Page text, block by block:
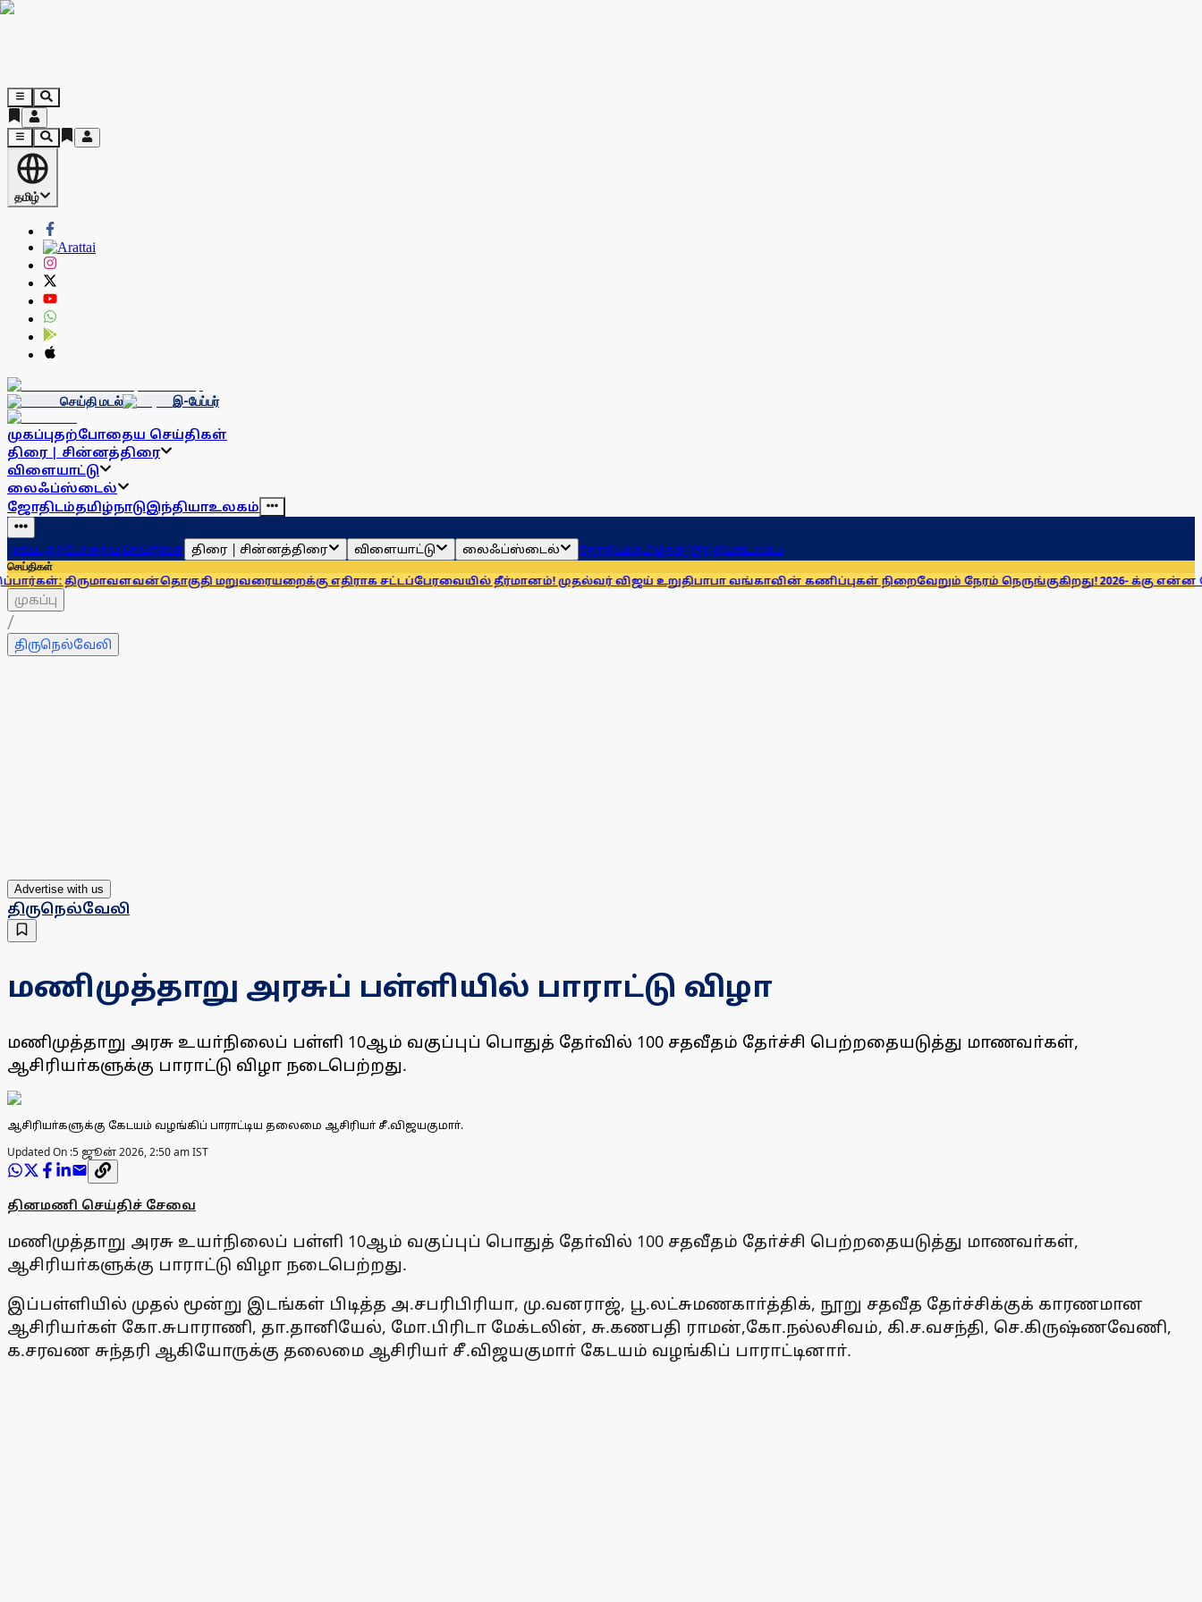
தமிழ்
செய்தி மடல் இ-பேப்பர்
முகப்புதற்போதைய செய்திகள்
திரை | சின்னத்திரை
விளையாட்டு
லைஃப்ஸ்டைல்
ஜோதிடம்தமிழ்நாடுஇந்தியாஉலகம்
முகப்புதற்போதைய செய்திகள் திரை | சின்னத்திரை விளையாட்டு லைஃப்ஸ்டைல் ஜோதிடம்தமிழ்நாடுஇந்தியாஉலகம்
செய்திகள்
தொகுதி மறுவரையறைக்கு எதிராக சட்டப்பேரவையில் தீர்மானம்! முதல்வர் விஜய் உறுதிபாபா வங்காவின் கணிப்புகள் நிறைவேறும் நேரம் நெருங்குகிறது! 2026- க்கு என்ன
முகப்பு
/
திருநெல்வேலி
Advertise with us
திருநெல்வேலி
மணிமுத்தாறு அரசுப் பள்ளியில் பாராட்டு விழா
மணிமுத்தாறு அரசு உயா்நிலைப் பள்ளி 10ஆம் வகுப்புப் பொதுத் தோ்வில் 100 சதவீதம் தோ்ச்சி பெற்றதையடுத்து மாணவா்கள்,
ஆசிரியா்களுக்கு பாராட்டு விழா நடைபெற்றது.
ஆசிரியா்களுக்கு கேடயம் வழங்கிப் பாராட்டிய தலைமை ஆசிரியா் சீ.விஜயகுமாா்.
Updated On :5 ஜூன் 2026, 2:50 am IST
தினமணி செய்திச் சேவை
மணிமுத்தாறு அரசு உயா்நிலைப் பள்ளி 10ஆம் வகுப்புப் பொதுத் தோ்வில் 100 சதவீதம் தோ்ச்சி பெற்றதையடுத்து மாணவா்கள்,
ஆசிரியா்களுக்கு பாராட்டு விழா நடைபெற்றது.
இப்பள்ளியில் முதல் மூன்று இடங்கள் பிடித்த அ.சபரிபிரியா, மு.வனராஜ், பூ.லட்சுமணகாா்த்திக், நூறு சதவீத தோ்ச்சிக்குக் காரணமான
ஆசிரியா்கள் கோ.சுபாராணி, தா.தானியேல், மோ.பிரிடா மேக்டலின், சு.கணபதி ராமன்,கோ.நல்லசிவம், கி.ச.வசந்தி, செ.கிருஷ்ணவேணி,
க.சரவண சுந்தரி ஆகியோருக்கு தலைமை ஆசிரியா் சீ.விஜயகுமாா் கேடயம் வழங்கிப் பாராட்டினாா்.